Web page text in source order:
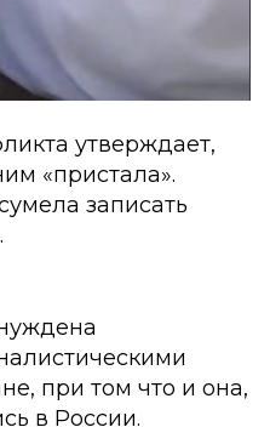
утверждает,
«пристала».
записать
при том что и она,
в России.